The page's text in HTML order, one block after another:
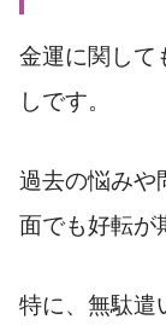
金運に関して
しです。
過去の悩みや
面でも好転が
特に、無駄遣